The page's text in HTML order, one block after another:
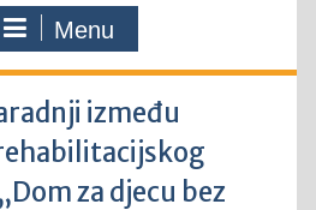
Menu
između
za djecu bez